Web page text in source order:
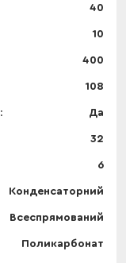
40
10
400
108
Да
32
6
Конденсаторний
Всеспрямований
Поликарбонат